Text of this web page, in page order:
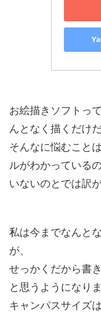
お絵描きソフトっ
んとなく描くだけ
そんなに悩むこと
ルがわかっている
いないのとでは訳
私は今までなんと
が、
せっかくだから書
と思うようになりま
キャンパスサイズ